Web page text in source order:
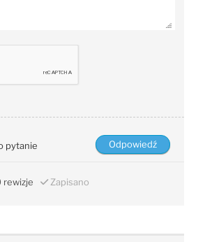
pytanie
rewizje Zapisano